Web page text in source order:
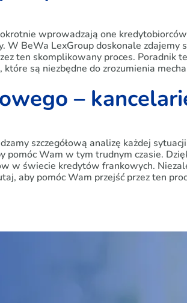
wprowadzają one
W BeWa LexGroup doskonale zdajemy
ten skomplikowany proces. Poradnik
są niezbędne do zrozumienia
–
szczegółową analizę każdej
pomóc Wam w tym trudnym czasie.
w świecie kredytów frankowych.
aby pomóc Wam przejść przez ten